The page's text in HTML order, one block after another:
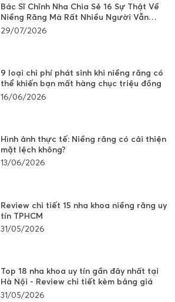
Bác Sĩ Chỉnh Nha Chia Sẻ 16 Sự Thật Về
Niềng Răng Mà Rất Nhiều Người Vẫn
Đang Hiểu Sai
29/07/2026
9 loại chi phí phát sinh khi niềng răng có
thể khiến bạn mất hàng chục triệu đồng
16/06/2026
Hình ảnh thực tế: Niềng răng có cải thiện
mặt lệch không?
13/06/2026
Review chi tiết 15 nha khoa niềng răng uy
tín TPHCM
31/05/2026
Top 18 nha khoa uy tín gần đây nhất tại
Hà Nội - Review chi tiết kèm bảng giá
31/05/2026